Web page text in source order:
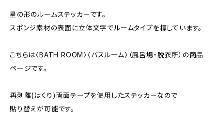
星の形のルームステッカーです。
スポンジ素材の表面に立体文字でルームタイプを標しています。
こちらは〈BATH ROOM〉〈バスルーム〉（風呂場・脱衣所）の商品
ページです。
再剥離(はくり)両面テープを使用したステッカーなので
貼り替えが可能です。